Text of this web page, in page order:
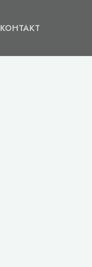
КОНТАКТ